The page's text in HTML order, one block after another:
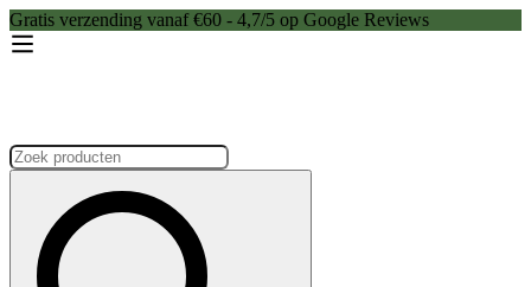
Gratis verzending vanaf €60 - 4,7/5 op Google Reviews
Zoeken: